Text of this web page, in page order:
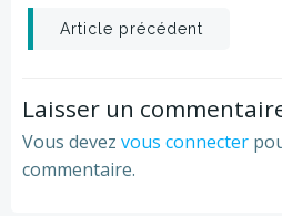
Post
navigation
Article précédent
Laisser un
Vous devez vous connecter
commentaire.